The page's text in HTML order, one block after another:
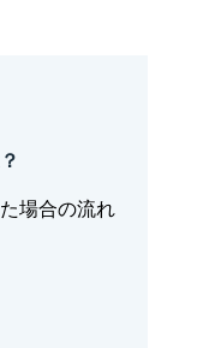
場合の流れ